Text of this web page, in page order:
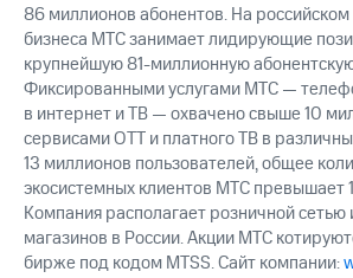
86 миллионов абонентов. На
бизнеса МТС занимает лидирующие
крупнейшую 81-миллионную
Фиксированными услугами МТС —
в интернет и ТВ — охвачено свыше 10
сервисами OTT и платного ТВ в
13 миллионов пользователей, общее
экосистемных клиентов МТС превышает
Компания располагает розничной
магазинов в России. Акции МТС
бирже под кодом MTSS. Сайт компании: